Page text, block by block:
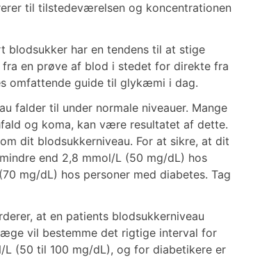
til tilstedeværelsen og koncentrationen
blodsukker har en tendens til at stige
en prøve af blod i stedet for direkte fra
omfattende guide til glykæmi i dag.
falder til under normale niveauer. Mange
og koma, kan være resultatet af dette.
dit blodsukkerniveau. For at sikre, at dit
end 2,8 mmol/L (50 mg/dL) hos
mg/dL) hos personer med diabetes. Tag
at en patients blodsukkerniveau
vil bestemme det rigtige interval for
(50 til 100 mg/dL), og for diabetikere er